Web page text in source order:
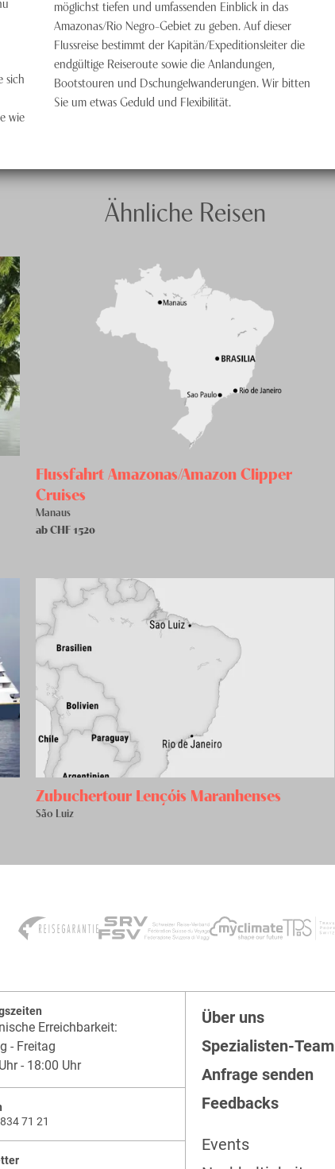
sich
wie
möglichst tiefen und umfassenden Einblick in das
Amazonas/Rio Negro–Gebiet zu geben. Auf dieser
Flussreise bestimmt der Kapitän/Expeditionsleiter die
endgültige Reiseroute sowie die Anlandungen,
Bootstouren und Dschungelwanderungen. Wir bitten
Sie um etwas Geduld und Flexibilität.
Ähnliche Reisen
Flussfahrt Amazonas/Amazon Clipper
Cruises
Manaus
ab CHF 1520
Zubuchertour Lençóis Maranhenses
São Luiz
Erreichbarkeit:
- Freitag
- 18:00 Uhr
71 21
Über uns
Spezialisten-Team
Anfrage senden
Feedbacks
Events